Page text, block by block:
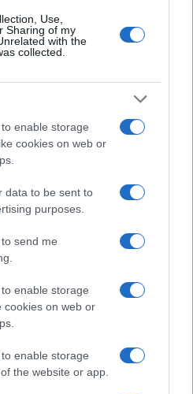
Use,
Sharing of my
with the
collected.
enable storage
cookies on web or
data to be sent to
purposes.
send me
enable storage
cookies on web or
enable storage
the website or app.
nostre ultime news
News
W
h
re
precedente
articolo
e solidarietà con Avis Olbia al